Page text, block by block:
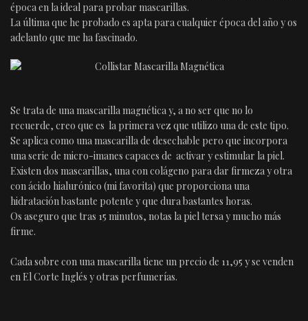
época en la ideal para probar mascarillas.
La última que he probado es apta para cualquier época del año y os
adelanto que me ha fascinado.
Se trata de una mascarilla magnética y, a no ser que no lo
recuerde, creo que es la primera vez que utilizo una de este tipo.
Se aplica como una mascarilla de desechable pero que incorpora
una serie de micro-imanes capaces de activar y estimular la piel.
Existen dos mascarillas, una con colágeno para dar firmeza y otra
con ácido hialurónico (mi favorita) que proporciona una
hidratación bastante potente y que dura bastantes horas.
Os aseguro que tras 15 minutos, notas la piel tersa y mucho más
firme.
Cada sobre con una mascarilla tiene un precio de 11,95 y se venden
en El Corte Inglés y otras perfumerías.